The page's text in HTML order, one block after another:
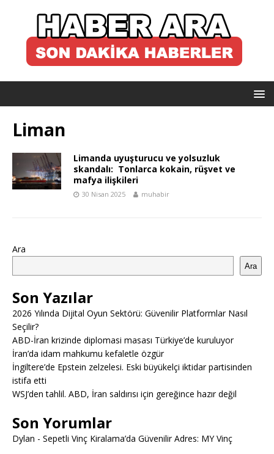
Liman
Limanda uyuşturucu ve yolsuzluk
skandalı: Tonlarca kokain, rüşvet ve
mafya ilişkileri
30 Nisan 2025 muhabir
Ara
Ara
Son Yazılar
2026 Yılında Dijital Oyun Sektörü: Güvenilir Platformlar Nasıl
Seçilir?
ABD-İran krizinde diplomasi masası Türkiye’de kuruluyor
İran’da idam mahkumu kefaletle özgür
İngiltere’de Epstein zelzelesi. Eski büyükelçi iktidar partisinden
istifa etti
WSJ’den tahlil. ABD, İran saldırısı için gereğince hazır değil
Son Yorumlar
Dylan - Sepetli Vinç Kiralama’da Güvenilir Adres: MY Vinç